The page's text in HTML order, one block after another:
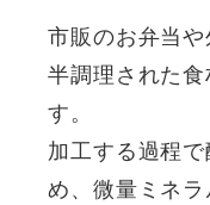
市販のお弁当
半調理された
す。
加工する過程
め、微量ミネラ